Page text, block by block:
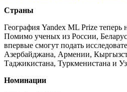
Страны
География Yandex ML Prize теперь
Помимо ученых из России,
впервые смогут подать
Азербайджана, Армении,
Таджикистана, Туркменистана и
Номинации